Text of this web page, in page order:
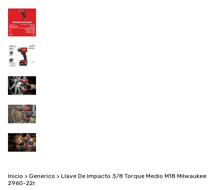
Inicio > Generico > Llave De Impacto 3/8 Torque Medio M18 Milwaukee
2960-22r